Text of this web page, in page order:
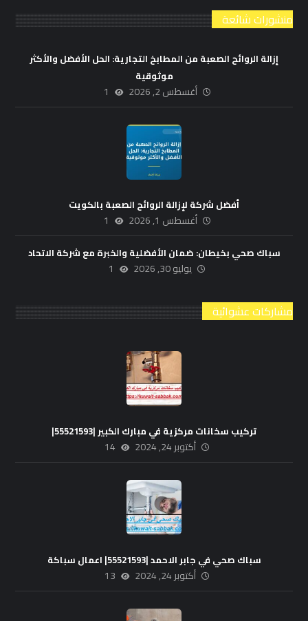
منشورات شائعة
إزالة الروائح الصعبة من المطابخ التجارية: الحل الأفضل والأكثر
موثوقية
أغسطس 2, 2026 1
أفضل شركة لإزالة الروائح الصعبة بالكويت
أغسطس 1, 2026 1
سباك صحي بخيطان: ضمان الأفضلية والخبرة مع شركة الاتحاد
يوليو 30, 2026 1
مشاركات عشوائية
تركيب سخانات مركزية في مبارك الكبير |55521593|
أكتوبر 24, 2024 14
سباك صحي في جابر الاحمد |55521593| اعمال سباكة
أكتوبر 24, 2024 13